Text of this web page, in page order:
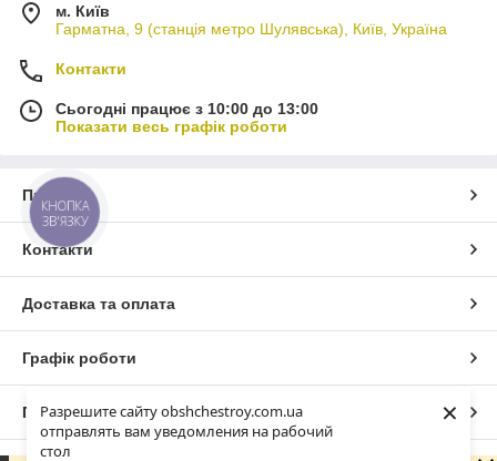
Разрешите сайту obshchestroy.com.ua
отправлять вам уведомления на рабочий
стол
×
м. Київ
Гарматна, 9 (станція метро Шулявська), Київ, Україна
Контакти
Сьогодні працює з 10:00 до 13:00
Показати весь графік роботи
Про нас
Контакти
Доставка та оплата
Графік роботи
Повна версія сайту
КНОПКА
ЗВ'ЯЗКУ